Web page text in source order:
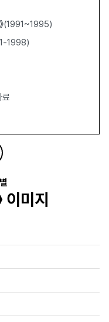
(1991~1995)
1998)
이미지